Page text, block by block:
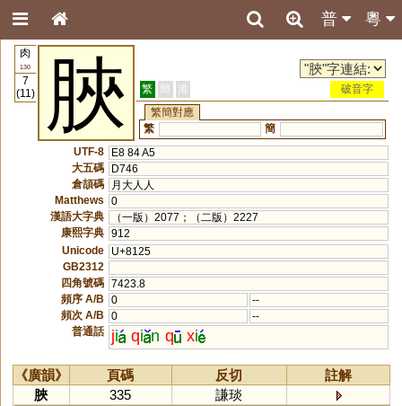
粵
普
肉
130
7
(11)
脥 繁 簡 港
破音字
繁簡對應
繁
簡
UTF-8
E8 84 A5
大五碼
D746
倉頡碼
月大人人
Matthews
0
漢語大字典
（一版）2077；（二版）2227
康熙字典 912
Unicode
U+8125
GB2312
四角號碼 7423.8
頻序 A/B
0
--
頻次 A/B
0
--
普通話
ji qi n q xi
《廣韻》 頁碼 反切
註解
脥
335
謙琰